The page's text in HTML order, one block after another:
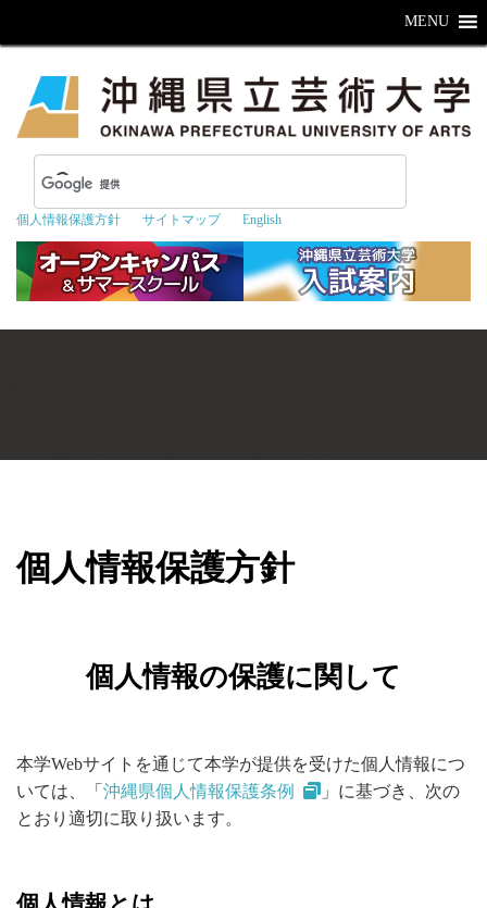
個人情報保護方針 サイトマップ English
MENU
個人情報保護方針
個人情報の保護に関して
本学Webサイトを通じて本学が提供を受けた個人情報につ
いては、「 沖縄県個人情報保護条例
」に基づき、次の
とおり適切に取り扱います。
個人情報とは